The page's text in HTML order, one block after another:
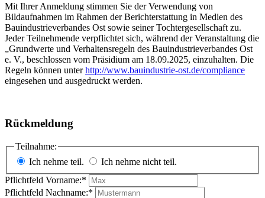
Mit Ihrer Anmeldung stimmen Sie der Verwendung von
Bildaufnahmen im Rahmen der Berichterstattung in Medien des
Bauindustrieverbandes Ost sowie seiner Tochtergesellschaft zu.
Jeder Teilnehmende verpflichtet sich, während der Veranstaltung die
„Grundwerte und Verhaltensregeln des Bauindustrieverbandes Ost
e. V., beschlossen vom Präsidium am 18.09.2025, einzuhalten. Die
Regeln können unterhttp://www.bauindustrie-ost.de/compliance
eingesehen und ausgedruckt werden.
Rückmeldung
Teilnahme:
Ich nehme teil.
Ich nehme nicht teil.
Pflichtfeld Vorname:*
Pflichtfeld Nachname:*